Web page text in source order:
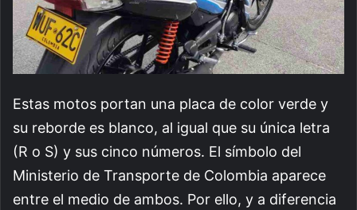
Estas motos portan una placa de color verde y
su reborde es blanco, al igual que su única letra
(R o S) y sus cinco números. El símbolo del
Ministerio de Transporte de Colombia aparece
entre el medio de ambos. Por ello, y a diferencia